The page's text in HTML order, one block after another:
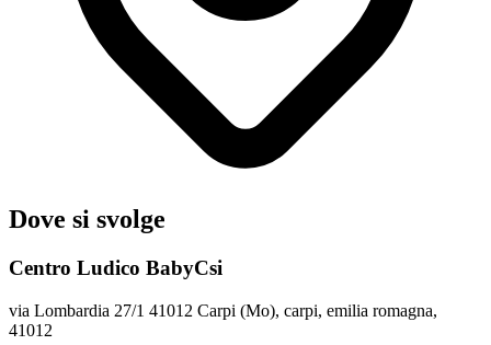
Dove si svolge
Centro Ludico BabyCsi
via Lombardia 27/1 41012 Carpi (Mo), carpi, emilia romagna,
41012